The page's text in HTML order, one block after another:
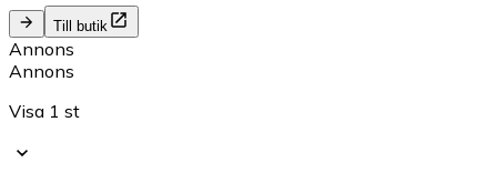
Till butik
Annons
Annons
Visa 1 st